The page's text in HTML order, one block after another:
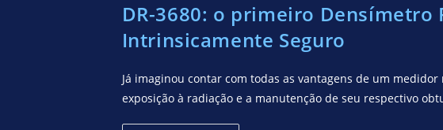
DR-3680: o primeiro Densímetro
Intrinsicamente Seguro
Já imaginou contar com todas as vantagens de um
exposição à radiação e a manutenção de seu respectivo